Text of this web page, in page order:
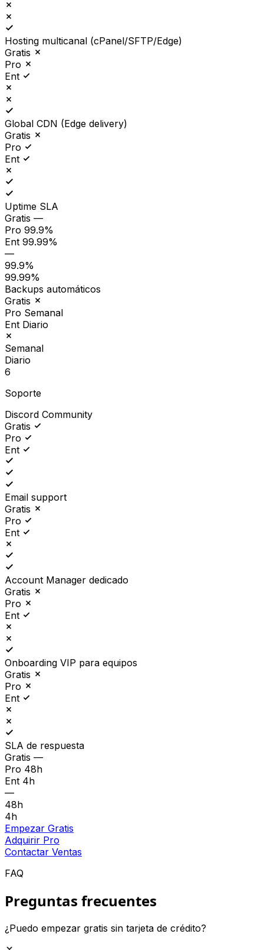
Hosting multicanal (cPanel/SFTP/Edge)
Gratis
Pro
Ent
Global CDN (Edge delivery)
Gratis
Pro
Ent
Uptime SLA
Gratis —
Pro 99.9%
Ent 99.99%
—
99.9%
99.99%
Backups automáticos
Gratis
Pro Semanal
Ent Diario
Semanal
Diario
6
Soporte
Discord Community
Gratis
Pro
Ent
Email support
Gratis
Pro
Ent
Account Manager dedicado
Gratis
Pro
Ent
Onboarding VIP para equipos
Gratis
Pro
Ent
SLA de respuesta
Gratis —
Pro 48h
Ent 4h
—
48h
4h
Empezar Gratis
Adquirir Pro
Contactar Ventas
FAQ
Preguntas frecuentes
¿Puedo empezar gratis sin tarjeta de crédito?